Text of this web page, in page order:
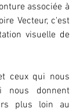
associée à
Vecteur, c'est
visuelle de
ceux qui nous
nous donnent
plus loin au